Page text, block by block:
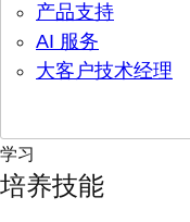
产品支持
AI 服务
大客户技术经理
学习
培养技能